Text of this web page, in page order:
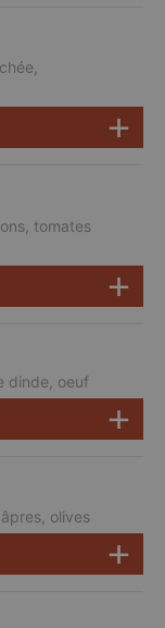
tomates
dinde, oeuf
olives